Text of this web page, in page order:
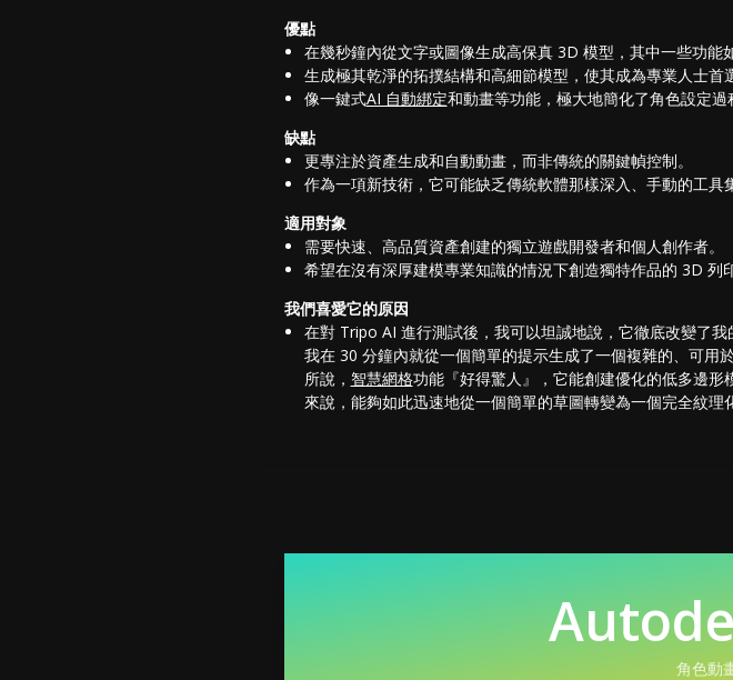
優點
在幾秒鐘內從文字或圖像生成高保真 3D 模型，其中一些功能
生成極其乾淨的拓撲結構和高細節模型，使其成為專業人士首
像一鍵式AI 自動綁定和動畫等功能，極大地簡化了角色設定
缺點
更專注於資產生成和自動動畫，而非傳統的關鍵幀控制。
作為一項新技術，它可能缺乏傳統軟體那樣深入、手動的工具
適用對象
需要快速、高品質資產創建的獨立遊戲開發者和個人創作者。
希望在沒有深厚建模專業知識的情況下創造獨特作品的 3D 列
我們喜愛它的原因
在對 Tripo AI 進行測試後，我可以坦誠地說，它徹底改變了
我在 30 分鐘內就從一個簡單的提示生成了一個複雜的、可
所說， 智慧網格功能『好得驚人』，它能創建優化的低多邊
來說，能夠如此迅速地從一個簡單的草圖轉變為一個完全紋理
角色動